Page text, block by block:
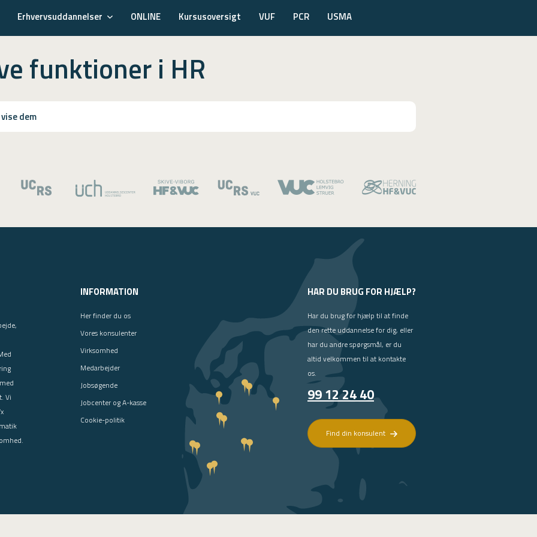
Erhvervsuddannelser ONLINE Kursusoversigt VUF PCR USMA
funktioner i HR
dem
Vi
INFORMATION
Her finder du os
Vores konsulenter
Virksomhed
Medarbejder
Jobsøgende
Jobcenter og A-kasse
Cookie-politik
HAR DU BRUG FOR HJÆLP?
Har du brug for hjælp til at finde
den rette uddannelse for dig, eller
har du andre spørgsmål, er du
altid velkommen til at kontakte
os.
99 12 24 40
Find din konsulent